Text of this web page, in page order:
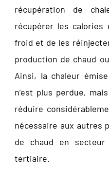
récupération de
récupérer les calories
froid et de les
production de chaud
Ainsi, la chaleur
n’est plus perdue,
réduire
nécessaire aux autres
de chaud en
tertiaire.